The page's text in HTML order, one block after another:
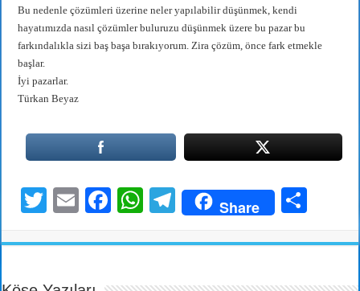
Bu nedenle çözümleri üzerine neler yapılabilir düşünmek, kendi
hayatımızda nasıl çözümler buluruzu düşünmek üzere bu pazar bu
farkındalıkla sizi baş başa bırakıyorum. Zira çözüm, önce fark etmekle
başlar.
İyi pazarlar.
Türkan Beyaz
T
tte
r
E
ail
Fa
bo
ok
W
ts
A
Te
gr
a
Share
re